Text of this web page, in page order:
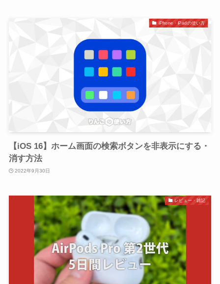
iPhone・iPadの使い方
【iOS 16】ホーム画面の検索ボタンを非表示にする・
消す方法
2022年9月30日
レビュー・雑記